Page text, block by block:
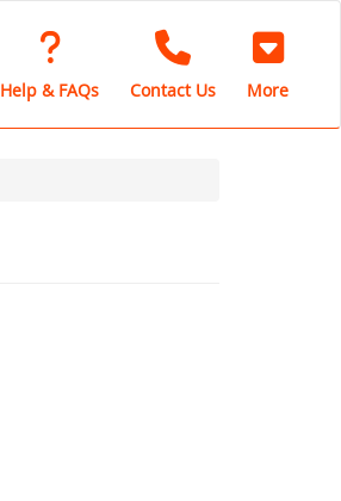
Help & FAQs Contact Us More